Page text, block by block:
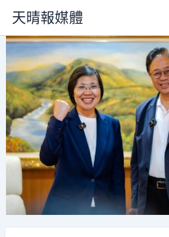
主
內
容
天晴報媒體